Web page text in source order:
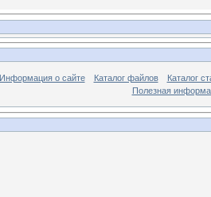
Информация о сайте Каталог файлов
Каталог
Полезная